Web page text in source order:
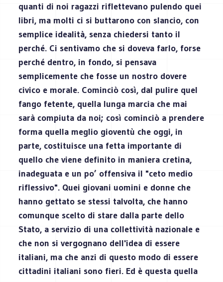
quanti di noi ragazzi riflettevano pulendo quei
libri, ma molti ci si buttarono con slancio, con
semplice idealità, senza chiedersi tanto il
perché. Ci sentivamo che si doveva farlo, forse
perché dentro, in fondo, si pensava
semplicemente che fosse un nostro dovere
civico e morale. Cominciò così, dal pulire quel
fango fetente, quella lunga marcia che mai
sarà compiuta da noi; così cominciò a prendere
forma quella meglio gioventù che oggi, in
parte, costituisce una fetta importante di
quello che viene definito in maniera cretina,
inadeguata e un po’ offensiva il "ceto medio
riflessivo". Quei giovani uomini e donne che
hanno gettato se stessi talvolta, che hanno
comunque scelto di stare dalla parte dello
Stato, a servizio di una collettività nazionale e
che non si vergognano dell'idea di essere
italiani, ma che anzi di questo modo di essere
cittadini italiani sono fieri. Ed è questa quella